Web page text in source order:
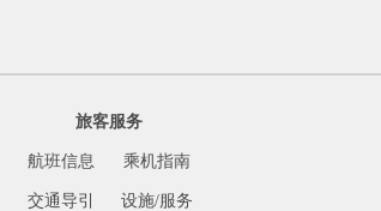
旅客服务
航班信息
交通导引
乘机指南
设施/服务